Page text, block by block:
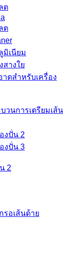
ต
ต
มิเนียม
สางใย
ดสำหรับเครื่อง
วนการเตรียมเส้น
งปั่น 2
งปั่น 3
2
รอเส้นด้าย